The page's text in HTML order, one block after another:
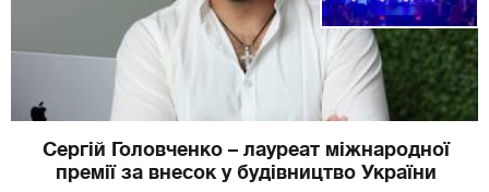
Сергій Головченко – лауреат міжнародної
премії за внесок у будівництво України